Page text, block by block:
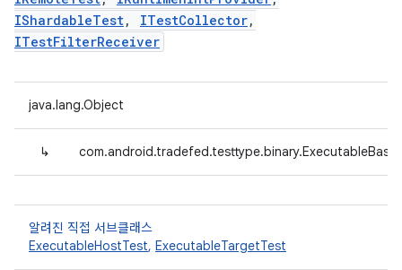
IShardableTest, ITestCollector,
ITestFilterReceiver
java.lang.Object
↳
알려진 직접 서브클래스
ExecutableHostTest, ExecutableTargetTest